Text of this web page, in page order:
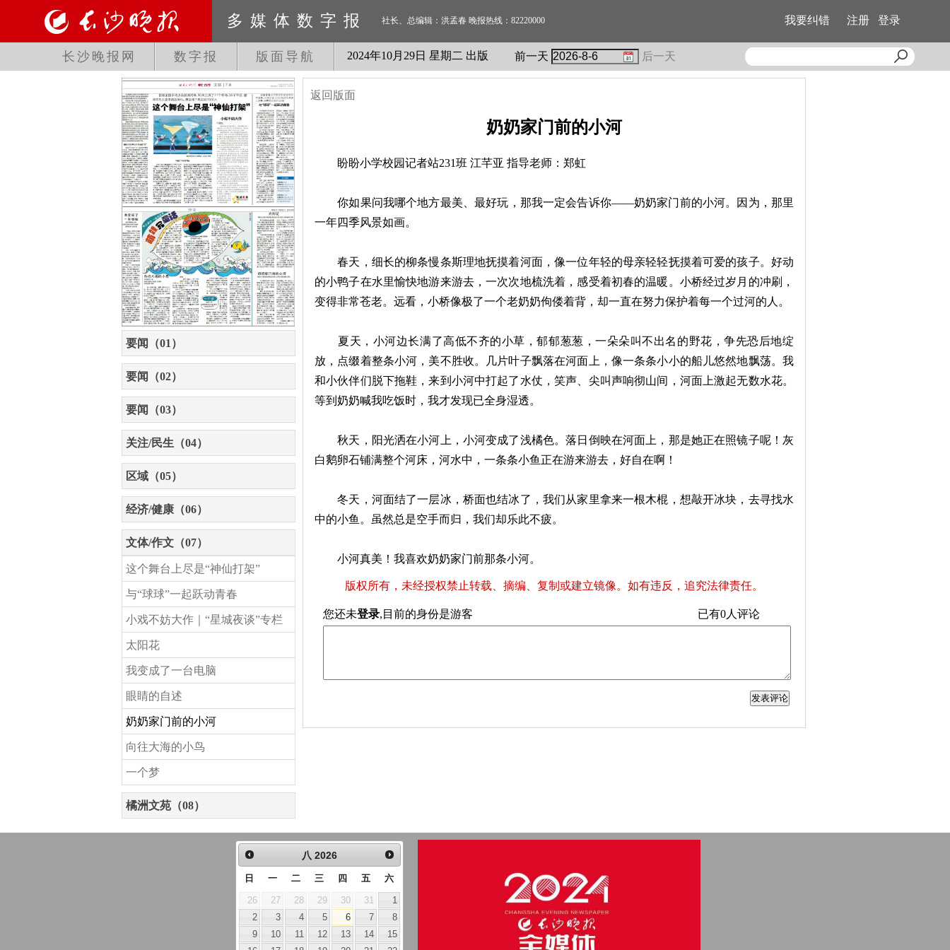
多媒体数字报 社长、总编辑：洪孟春 晚报热线：82220000 我要纠错 注册 登录
长沙晚报网 数字报 版面导航 2024年10月 29日 星期 二 出版 前一天 后一天
要闻（01）
要闻（02）
要闻（03）
关注/民生（04）
区域（05）
经济/健康（06）
文体/作文（07）
这个舞台上尽是“神仙打架”
与“球球”一起跃动青春
小戏不妨大作｜“星城夜谈”专栏
太阳花
我变成了一台电脑
眼睛的自述
奶奶家门前的小河
向往大海的小鸟
一个梦
橘洲文苑（08）
返回版面
奶奶家门前的小河
盼盼小学校园记者站231班 江芊亚 指导老师：郑虹
你如果问我哪个地方最美、最好玩，那我一定会告诉你——奶奶家门前的小河。因为，那里
一年四季风景如画。
春天，细长的柳条慢条斯理地抚摸着河面，像一位年轻的母亲轻轻抚摸着可爱的孩子。好动
的小鸭子在水里愉快地游来游去，一次次地梳洗着，感受着初春的温暖。小桥经过岁月的冲刷，
变得非常苍老。远看，小桥像极了一个老奶奶佝偻着背，却一直在努力保护着每一个过河的人。
夏天，小河边长满了高低不齐的小草，郁郁葱葱，一朵朵叫不出名的野花，争先恐后地绽
放，点缀着整条小河，美不胜收。几片叶子飘落在河面上，像一条条小小的船儿悠然地飘荡。我
和小伙伴们脱下拖鞋，来到小河中打起了水仗，笑声、尖叫声响彻山间，河面上激起无数水花。
等到奶奶喊我吃饭时，我才发现已全身湿透。
秋天，阳光洒在小河上，小河变成了浅橘色。落日倒映在河面上，那是她正在照镜子呢！灰
白鹅卵石铺满整个河床，河水中，一条条小鱼正在游来游去，好自在啊！
冬天，河面结了一层冰，桥面也结冰了，我们从家里拿来一根木棍，想敲开冰块，去寻找水
中的小鱼。虽然总是空手而归，我们却乐此不疲。
小河真美！我喜欢奶奶家门前那条小河。
版权所有，未经授权禁止转载、摘编、复制或建立镜像。如有违反，追究法律责任。
您还未登录,目前的身份是游客 已有0人评论
八 2026
日 一 二 三 四 五 六
26 27 28 29 30 31
1
2
3 4 5 6 7
8
9
10 11 12 13 14
15